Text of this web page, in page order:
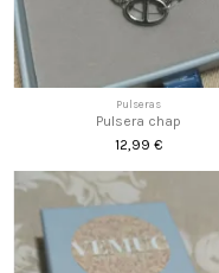
Pulseras
Pulsera chap
12,99 €